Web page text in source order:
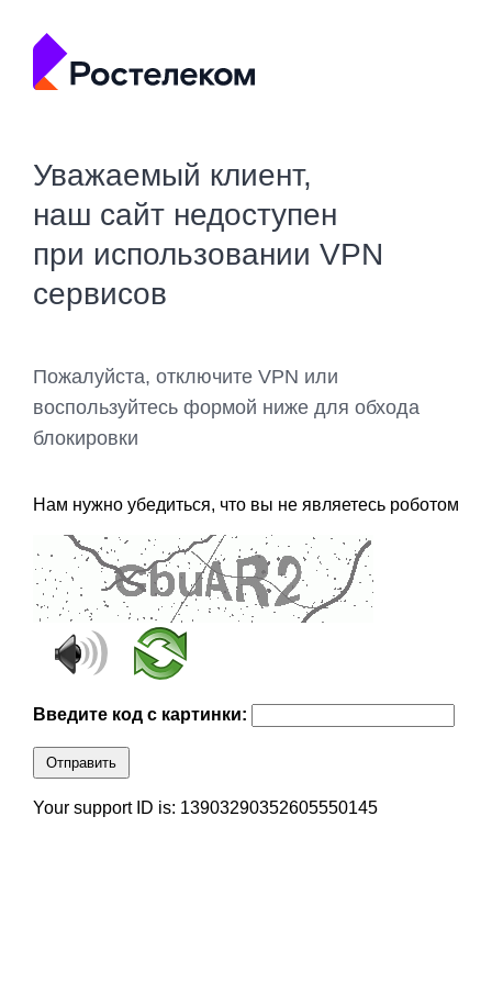
Уважаемый клиент,
наш сайт недоступен
при использовании VPN
сервисов
Пожалуйста, отключите VPN или
воспользуйтесь формой ниже для обхода
блокировки
Нам нужно убедиться, что вы не являетесь роботом
Введите код с картинки:
Отправить
Your support ID is: 13903290352605550145